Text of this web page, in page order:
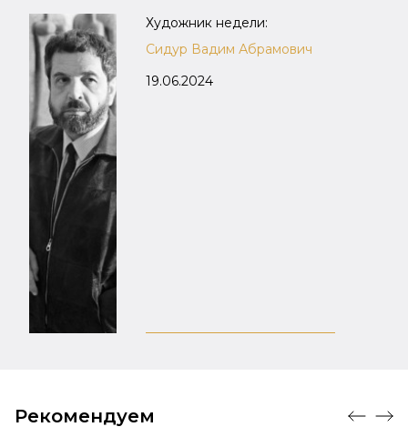
Художник недели:
Сидур Вадим Абрамович
19.06.2024
Рекомендуем